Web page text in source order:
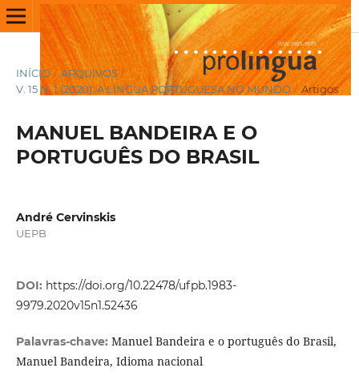
INÍCIO / ARQUIVOS /
V. 15 N. 1 (2020): A LÍNGUA PORTUGUESA NO MUNDO / Artigos
MANUEL BANDEIRA E O
PORTUGUÊS DO BRASIL
André Cervinskis
UEPB
DOI: https://doi.org/10.22478/ufpb.1983-
9979.2020v15n1.52436
Palavras-chave: Manuel Bandeira e o português do Brasil,
Manuel Bandeira, Idioma nacional